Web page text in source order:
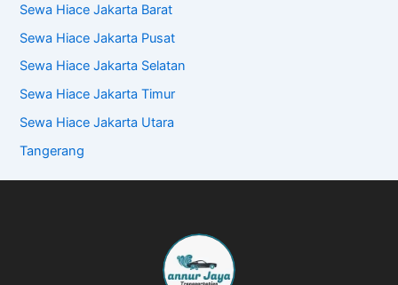
Sewa Hiace Jakarta Barat
Sewa Hiace Jakarta Pusat
Sewa Hiace Jakarta Selatan
Sewa Hiace Jakarta Timur
Sewa Hiace Jakarta Utara
Tangerang